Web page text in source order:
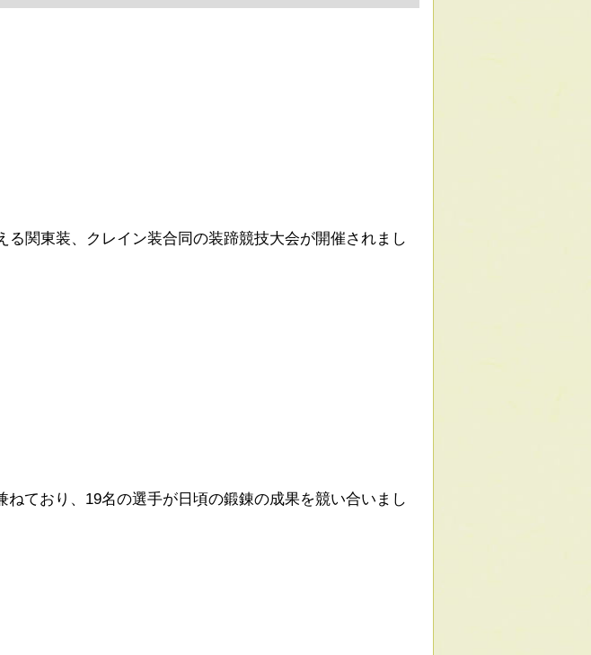
関東装、クレイン装合同の装蹄競技大会が開催されまし
ており、19名の選手が日頃の鍛錬の成果を競い合いまし